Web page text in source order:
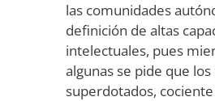
las comunidades
definición de altas
intelectuales, pues
algunas se pide que
superdotados,